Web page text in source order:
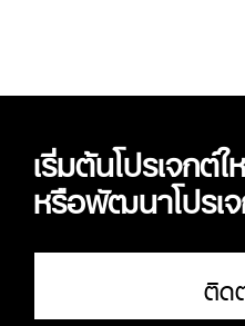
เริ่มต้นโปรเจกต์
หรือพัฒนาโปร
ติด